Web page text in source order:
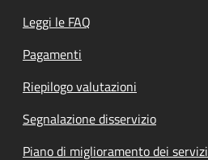
Leggi le FAQ
Pagamenti
Riepilogo valutazioni
Segnalazione disservizio
Piano di miglioramento dei servizi